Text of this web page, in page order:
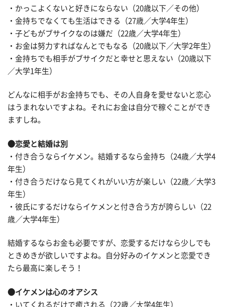
・かっこよくないと好きにならない（20歳以下／その他）
・金持ちでなくても生活はできる（27歳／大学4年生）
・子どもがブサイクなのは嫌だ（22歳／大学4年生）
・お金は努力すればなんとでもなる（20歳以下／大学2年生）
・金持ちでも相手がブサイクだと幸せと思えない（20歳以下
／大学1年生）
どんなに相手がお金持ちでも、その人自身を愛せないと恋心
はうまれないですよね。それにお金は自分で稼ぐことができ
ますしね。
●恋愛と結婚は別
・付き合うならイケメン。結婚するなら金持ち（24歳／大学4
年生）
・付き合うだけなら見てくれがいい方が楽しい（22歳／大学3
年生）
・彼氏にするだけならイケメンと付き合う方が誇らしい（22
歳／大学4年生）
結婚するならお金も必要ですが、恋愛するだけなら少しでも
ときめきが欲しいですよね。自分好みのイケメンと恋愛でき
たら最高に楽しそう！
●イケメンは心のオアシス
・いてくれるだけで癒される（22歳／大学4年生）